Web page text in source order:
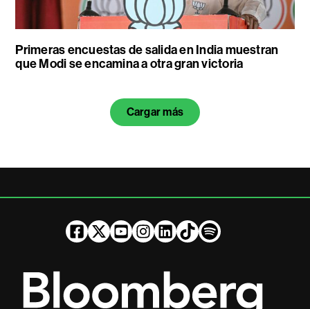
Primeras encuestas de salida en India muestran
que Modi se encamina a otra gran victoria
Cargar más